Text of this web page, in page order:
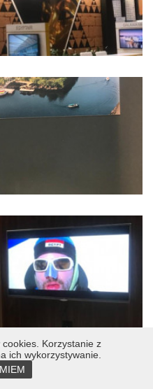
Korzystanie z
ich wykorzystywanie.